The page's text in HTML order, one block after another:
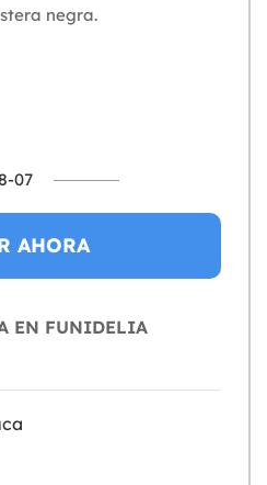
negra.
07
AHORA
EN FUNIDELIA